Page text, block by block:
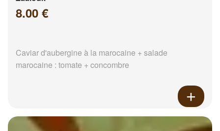
8.00 €
Caviar d'aubergine à la marocaine + salade
marocaine : tomate + concombre